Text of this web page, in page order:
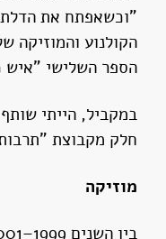
הקולנוע והמוזיקה
הספר השלישי "איש כוכב" (2019) היה מסע אישי בעקבות 36 שירים של דיוויד בואי, מהאלבום הראשון ועד האחרון.
במקביל, הייתי
חלק מקבוצת
מוזיקה